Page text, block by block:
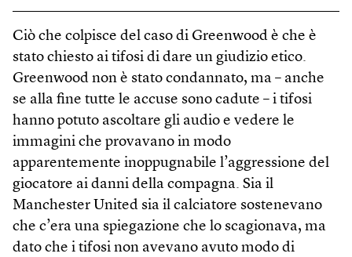
Ciò che colpisce del caso di Greenwood è che è
stato chiesto ai tifosi di dare un giudizio etico.
Green­wood non è stato condannato, ma – anche
se alla fine tutte le accuse sono cadute – i tifosi
hanno potuto ascoltare gli audio e vedere le
immagini che provavano in modo
apparentemente inoppugnabile l’aggressione del
giocatore ai danni della compagna. Sia il
Manchester United sia il calciatore sostenevano
che c’era una spiegazione che lo scagionava, ma
dato che i tifosi non avevano avuto modo di